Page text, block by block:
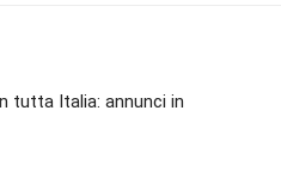
tutta Italia: annunci in